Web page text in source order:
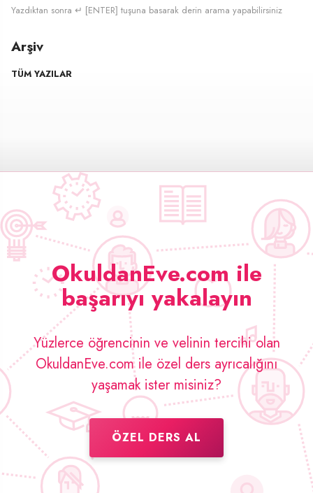
Yazdıktan sonra ↵ [ENTER] tuşuna basarak derin arama yapabilirsiniz
Arşiv
TÜM YAZILAR
OkuldanEve.com ile
başarıyı yakalayın
Yüzlerce öğrencinin ve velinin tercihi olan
OkuldanEve.com ile özel ders ayrıcalığını
yaşamak ister misiniz?
ÖZEL DERS AL